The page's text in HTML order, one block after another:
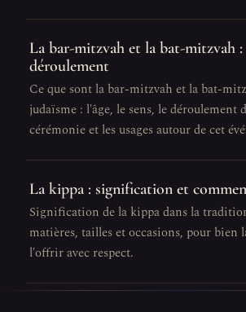
La bar-mitzvah et la bat-mitzvah :
déroulement
Ce que sont la bar-mitzvah et la bat-
judaïsme : l'âge, le sens, le déroulement
cérémonie et les usages autour de cet
La kippa : signification et
Signification de la kippa dans la
matières, tailles et occasions, pour bien
l'offrir avec respect.